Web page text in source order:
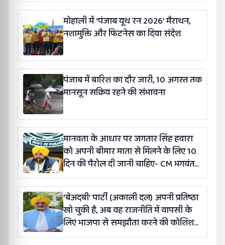
मोहाली में ‘पंजाब यूथ रन 2026’ मैराथन,
नशामुक्ति और फिटनेस का दिया संदेश
पंजाब में बारिश का दौर जारी, 10 अगस्त तक
मानसून सक्रिय रहने की संभावना
मानवता के आधार पर जगतार सिंह हवारा
को अपनी बीमार माता से मिलने के लिए 10
दिन की पैरोल दी जानी चाहिए- CM भगवंत
सिंह मान
‘बेअदबी’ पार्टी (अकाली दल) अपनी प्रतिष्ठा
खो चुकी है, अब वह राजनीति में वापसी के
लिए भाजपा से समझौता करने की कोशिश
कर रही है: बलतेज पन्नू